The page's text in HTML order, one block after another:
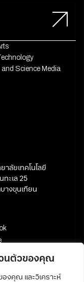
วนตัวของคุณ
องคุณ และวิเคราะห์
Science Media
าลัยเทคโนโลยี
ะเล 25
างขุนเทียน